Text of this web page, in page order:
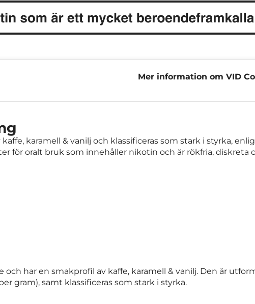
Mer information om VID
karamell & vanilj och klassificeras som stark i styrka,
för oralt bruk som innehåller nikotin och är rökfria, diskreta
och har en smakprofil av kaffe, karamell & vanilj. Den är
gram), samt klassificeras som stark i styrka.